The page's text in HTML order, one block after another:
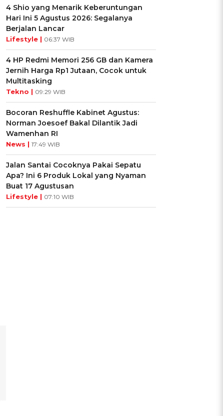
4 Shio yang Menarik Keberuntungan
Hari Ini 5 Agustus 2026: Segalanya
Berjalan Lancar
Lifestyle | 06:37 WIB
4 HP Redmi Memori 256 GB dan Kamera
Jernih Harga Rp1 Jutaan, Cocok untuk
Multitasking
Tekno | 09:29 WIB
Bocoran Reshuffle Kabinet Agustus:
Norman Joesoef Bakal Dilantik Jadi
Wamenhan RI
News | 17:49 WIB
Jalan Santai Cocoknya Pakai Sepatu
Apa? Ini 6 Produk Lokal yang Nyaman
Buat 17 Agustusan
Lifestyle | 07:10 WIB